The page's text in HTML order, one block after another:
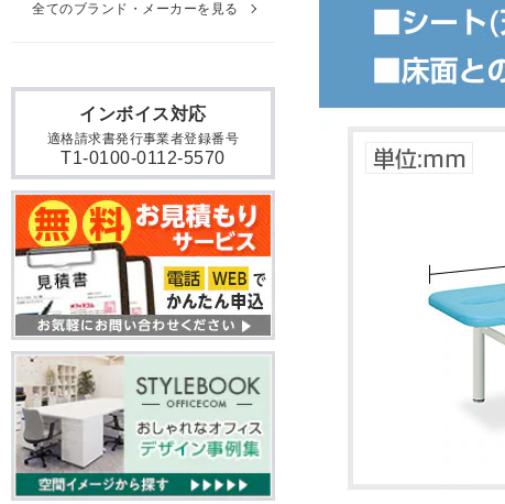
インボイス対応
適格請求書発行事業者登録番号
T1-0100-0112-5570
全てのブランド・メーカーを見る